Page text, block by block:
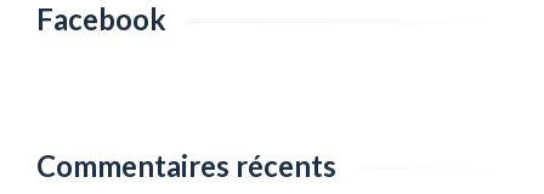
Facebook
Commentaires récents